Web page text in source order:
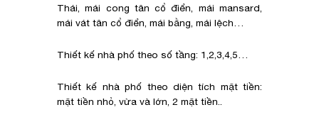
Thái, mái cong tân cổ điển, mái mansard,
mái vát tân cổ điển, mái bằng, mái lệch…
Thiết kế nhà phố theo số tầng: 1,2,3,4,5…
Thiết kế nhà phố theo diện tích mặt tiền:
mặt tiền nhỏ, vừa và lớn, 2 mặt tiền..